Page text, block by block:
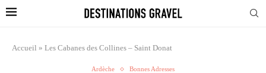
Accueil » Les Cabanes des Collines – Saint Donat
Ardèche Bonnes Adresses